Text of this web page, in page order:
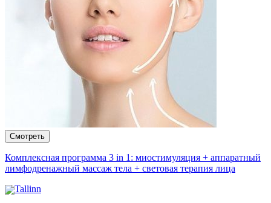
Комплексная программа 3 in 1: миостимуляция + аппаратный
лимфодренажный массаж тела + световая терапия лица
Tallinn